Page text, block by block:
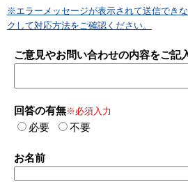
※エラーメッセージが表示されて送信でき
クして対応方法をご確認ください。
ご意見やお問い合わせの内容をご記
回答の有無※必須入力
必要 不要
お名前